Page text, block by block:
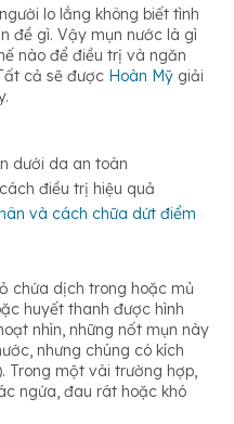
lo lắng không biết tình
đề gì. Vậy mụn nước là gì
nào để điều trị và ngăn
cả sẽ được Hoàn Mỹ giải
dưới da an toàn
điều trị hiệu quả
và cách chữa dứt điểm
chứa dịch trong hoặc mủ
huyết thanh được hình
nhìn, những nốt mụn này
nhưng chúng có kích
Trong một vài trường hợp,
ngứa, đau rát hoặc khó